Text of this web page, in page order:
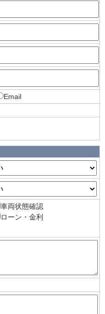
Email
車両状態確認
ローン・金利